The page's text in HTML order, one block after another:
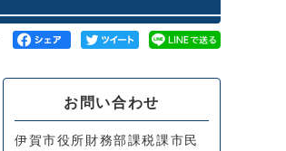
お問い合わせ
伊賀市役所財務部課税課市民